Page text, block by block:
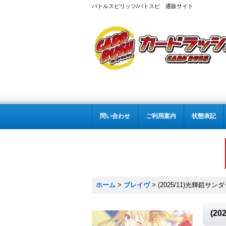
バトルスピリッツ/バトスピ 通販サイト
問い合わせ ご利用案内 状態表記
ホーム > ブレイヴ > (2025/11)光輝鎧サン